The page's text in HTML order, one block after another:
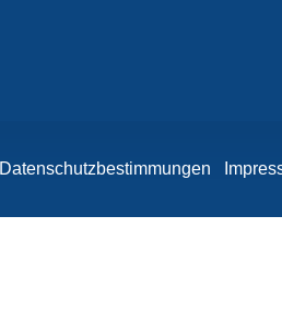
Datenschutzbestimmungen